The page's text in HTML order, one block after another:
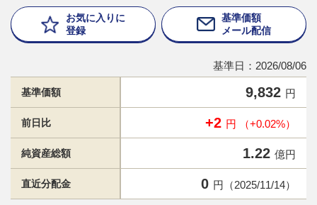
お気に入りに
登録
基準価額
メール配信
基準日：2026/08/06
基準価額 9,832 円
前日比 +2 円 （+0.02%）
純資産総額 1.22 億円
直近分配金 0 円（2025/11/14）